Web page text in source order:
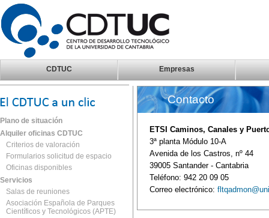
CDTUC Empresas
Plano de situación
Alquiler oficinas CDTUC
Criterios de valoración
Formularios solicitud de espacio
Oficinas disponibles
Servicios
Salas de reuniones
Asociación Española de Parques
Científicos y Tecnológicos (APTE)
Contacto
ETSI Caminos, Canales y
3ª planta Módulo 10-A
Avenida de los Castros, nº 44
39005 Santander - Cantabria
Teléfono: 942 20 09 05
Correo electrónico: